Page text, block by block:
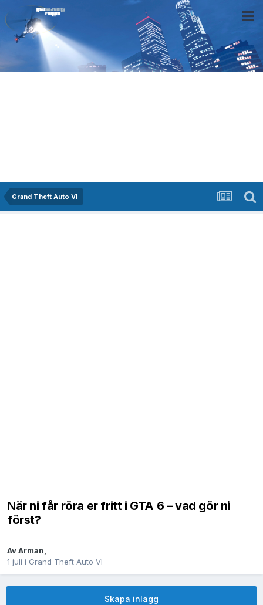
Grand Theft Auto VI
När ni får röra er fritt i GTA 6 – vad gör ni
först?
AvArman,
1 juli i Grand Theft Auto VI
Skapa inlägg